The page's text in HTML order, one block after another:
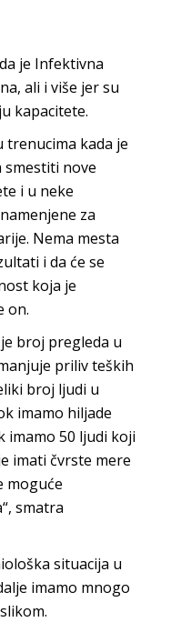
je Infektivna
ali i više jer su
kapacitete.
trenucima kada je
nove
i u neke
za
Nema mesta
i da će se
koja je
on.
broj pregleda u
priliv teških
broj ljudi u
imamo hiljade
imamo 50 ljudi koji
imati čvrste mere
moguće
smatra
situacija u
imamo mnogo